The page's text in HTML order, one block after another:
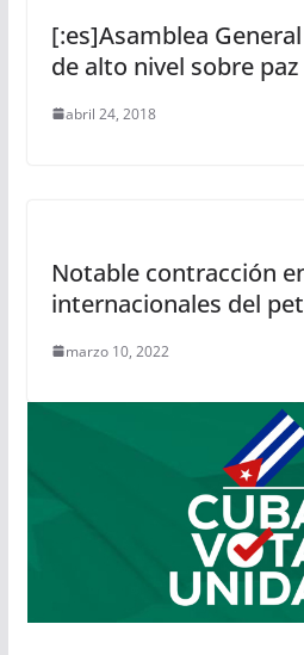
[:es]Asamblea
de alto nivel sobre
abril 24, 2018
Notable contracción
internacionales del
marzo 10, 2022